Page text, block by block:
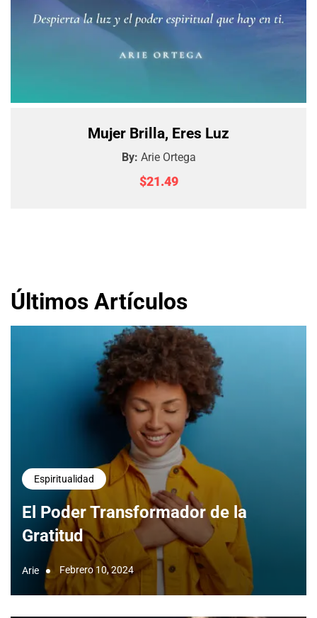
Mujer Brilla, Eres Luz
By: Arie Ortega
$21.49
Últimos Artículos
Espiritualidad
El Poder Transformador de la
Gratitud
Arie Febrero 10, 2024